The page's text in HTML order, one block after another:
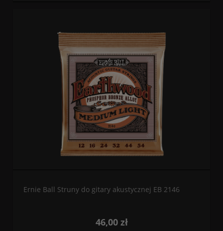
Ernie Ball Struny do gitary akustycznej EB 2146
46,00 zł